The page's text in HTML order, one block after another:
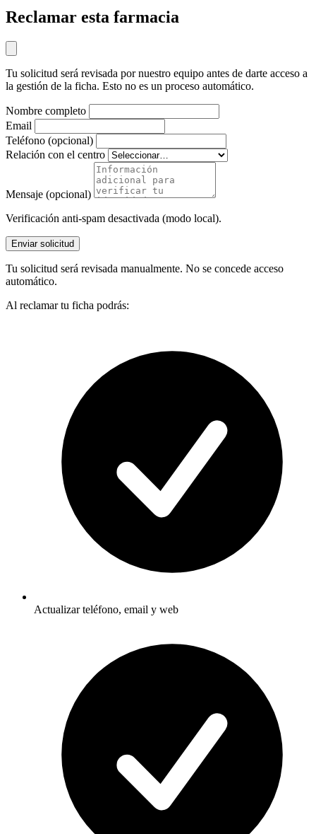
Reclamar esta farmacia
Tu solicitud será revisada por nuestro equipo antes de darte acceso a
la gestión de la ficha. Esto no es un proceso automático.
Nombre completo
Email
Teléfono (opcional)
Relación con el centro
Mensaje (opcional)
Verificación anti-spam desactivada (modo local).
Enviar solicitud
Tu solicitud será revisada manualmente. No se concede acceso
automático.
Al reclamar tu ficha podrás:
Actualizar teléfono, email y web